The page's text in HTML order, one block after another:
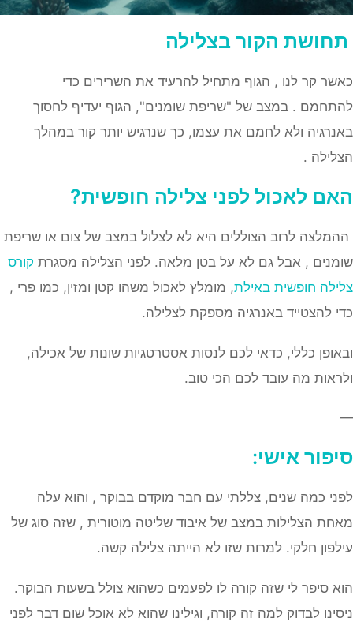
תחושת הקור בצלילה
כאשר קר לנו , הגוף מתחיל להרעיד את השרירים כדי
להתחמם . במצב של "שריפת שומנים", הגוף יעדיף לחסוך
באנרגיה ולא לחמם את עצמו, כך שנרגיש יותר קור במהלך
הצלילה .
האם לאכול לפני צלילה חופשית?
ההמלצה לרוב הצוללים היא לא לצלול במצב של צום או שריפת
שומנים , אבל גם לא על בטן מלאה. לפני הצלילה מסגרת קורס
צלילה חופשית באילת, מומלץ לאכול משהו קטן ומזין, כמו פרי ,
כדי להצטייד באנרגיה מספקת לצלילה.
ובאופן כללי, כדאי לכם לנסות אסטרטגיות שונות של אכילה,
ולראות מה עובד לכם הכי טוב.
—
סיפור אישי:
לפני כמה שנים, צללתי עם חבר מוקדם בבוקר , והוא עלה
מאחת הצלילות במצב של איבוד שליטה מוטורית , שזה סוג של
עילפון חלקי. למרות שזו לא הייתה צלילה קשה.
הוא סיפר לי שזה קורה לו לפעמים כשהוא צולל בשעות הבוקר.
ניסינו לבדוק למה זה קורה, וגילינו שהוא לא אוכל שום דבר לפני